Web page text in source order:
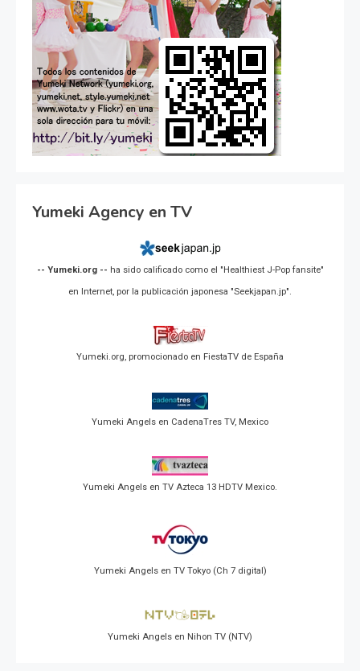
Yumeki Agency en TV
-- Yumeki.org -- ha sido calificado como el "Healthiest J-Pop fansite"
en Internet, por la publicación japonesa "Seekjapan.jp".
Yumeki.org, promocionado en FiestaTV de España
Yumeki Angels en CadenaTres TV, Mexico
Yumeki Angels en TV Azteca 13 HDTV Mexico.
Yumeki Angels en TV Tokyo (Ch 7 digital)
Yumeki Angels en Nihon TV (NTV)